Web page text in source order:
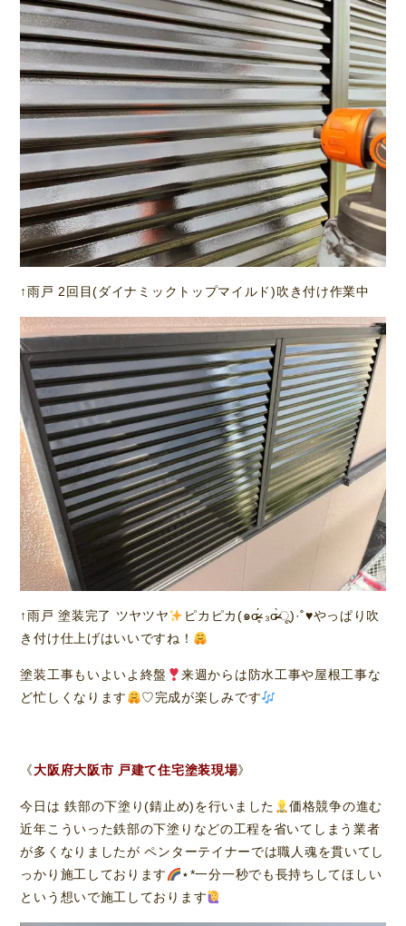
↑雨戸 2回目(ダイナミックトップマイルド)吹き付け作業中
↑雨戸 塗装完了 ツヤツヤ ピカピカ(๑σ̴̶̷̥́ ₃σ̴̶̷̀ू)·˚♥️やっぱり吹
き付け仕上げはいいですね！
塗装工事もいよいよ終盤
来週からは防水工事や屋根工事な
ど忙しくなります
♡完成が楽しみです
《大阪府大阪市 戸建て住宅塗装現場》
今日は 鉄部の下塗り(錆止め)を行いました
価格競争の進む
近年こういった鉄部の下塗りなどの工程を省いてしまう業者
が多くなりましたが ペンターテイナーでは職人魂を貫いてし
っかり施工しております
⋆*一分一秒でも長持ちしてほしい
という想いで施工しております